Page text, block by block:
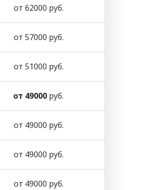
от 62000 руб.
от 57000 руб.
от 51000 руб.
от 49000 руб.
от 49000 руб.
от 49000 руб.
от 49000 руб.